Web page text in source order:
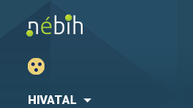
HIVATAL